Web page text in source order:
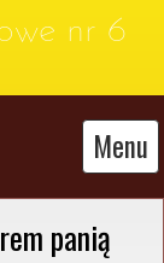
nr 6
Menu
panią